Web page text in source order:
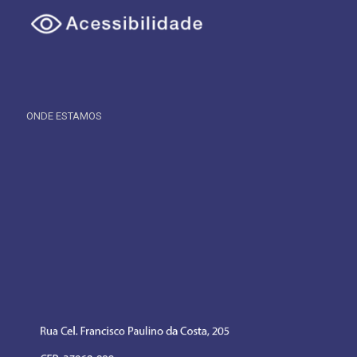
ONDE ESTAMOS